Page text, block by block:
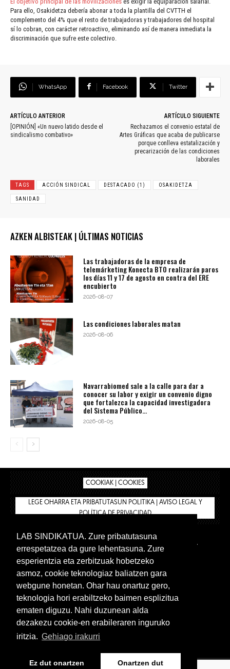
Para ello, Osakidetza debería abonar a toda la plantilla del CVTTH el
complemento del 4% que el resto de trabajadoras y trabajadores del hospital
sí lo cobran, con carácter retroactivo, eliminando así de manera inmediata la
discriminación que sufre este colectivo.
WhatsApp Facebook Twitter
ARTÍCULO ANTERIOR
[OPINIÓN] «Un nuevo latido desde el
sindicalismo combativo»
ARTÍCULO SIGUIENTE
Rechazamos el convenio estatal de
Artes Gráficas que acaba de publicarse
porque conlleva estatalización y
precarización de las condiciones
laborales
TAGS ACCIÓN SINDICAL DESTACADO (1) OSAKIDETZA
SANIDAD
AZKEN ALBISTEAK | ÚLTIMAS NOTICIAS
Las trabajadoras de la empresa de
telemárketing Konecta BTO realizarán paros
los días 11 y 17 de agosto en contra del ERE
encubierto
2026-08-07
Las condiciones laborales matan
2026-08-06
Navarrabiomed sale a la calle para dar a
conocer su labor y exigir un convenio digno
que fortalezca la capacidad investigadora
del Sistema Público...
2026-08-05
COOKIAK | COOKIES
LEGE OHARRA ETA PRIBATUTASUN POLITIKA | AVISO LEGAL Y
POLÍTICA DE PRIVACIDAD
BIZILAN.EUS
TIENDA
INTRANET 🔑
Euskera Castellano
www.lab.eus
LAB SINDIKATUA. Zure pribatutasuna
errespetatzea da gure lehentasuna. Zure
esperientzia eta zerbitzuak hobetzeko
asmoz, cookie teknologiaz baliatzen gara
webgune honetan. Ohar hau onartuz gero,
teknologia hori erabiltzeko baimen esplizitua
ematen diguzu. Nahi duzunean alda
dezakezu cookie-en erabileraren inguruko
iritzia. Gehiago irakurri
Ez dut onartzen Onartzen dut